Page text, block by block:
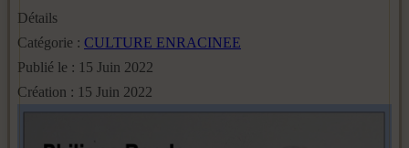
Détails
Catégorie : CULTURE ENRACINEE
Publié le : 15 Juin 2022
Création : 15 Juin 2022